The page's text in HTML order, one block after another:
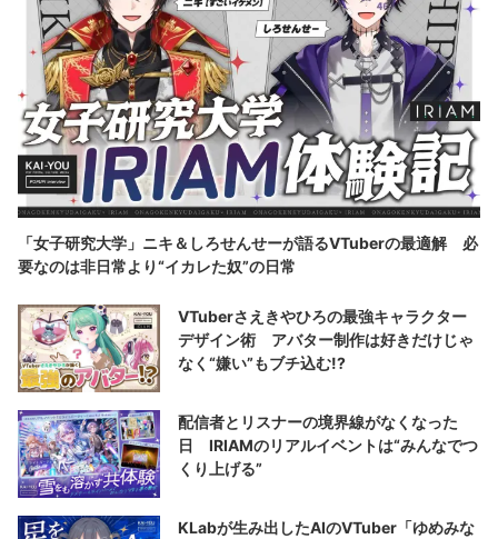
「女子研究大学」ニキ＆しろせんせーが語るVTuberの最適解 必
要なのは非日常より“イカレた奴”の日常
VTuberさえきやひろの最強キャラクター
デザイン術 アバター制作は好きだけじゃ
なく“嫌い”もブチ込む!?
配信者とリスナーの境界線がなくなった
日 IRIAMのリアルイベントは“みんなでつ
くり上げる”
KLabが生み出したAIのVTuber「ゆめみな